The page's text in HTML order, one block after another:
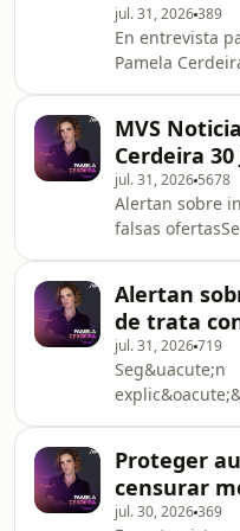
jul. 31, 2026389
En entrevista
Pamela
para la
ingreso,
que&nbsp;la
eval&uacute;a
examen de
objetivo de
la proximid
MVS
Cerdeira 30
jul. 31, 2026 5678
Alertan sobre
falsas
Alertan
de trata
jul. 31, 2026719
Seg&uacute;n
de Esperanza
reflejan que el
el momento del
Proteger
censurar
jul. 30, 2026369